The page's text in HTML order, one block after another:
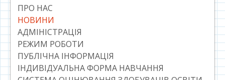
ПРО НАС
НОВИНИ
АДМІНІСТРАЦІЯ
РЕЖИМ РОБОТИ
ПУБЛІЧНА ІНФОРМАЦІЯ
ІНДИВІДУАЛЬНА ФОРМА НАВЧАННЯ